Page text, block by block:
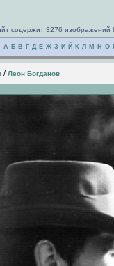
содержит 3276 изображений
А Б В Г Д Е Ж З И Й К Л М Н О
/ Леон Богданов